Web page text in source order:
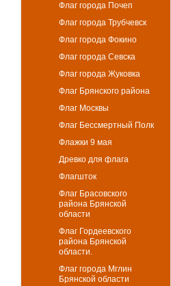
Флаг города Почеп
Флаг города Трубчевск
Флаг города Фокино
Флаг города Севска
Флаг города Жуковка
Флаг Брянского района
Флаг Москвы
Флаг Бессмертный Полк
Флажки 9 мая
Древко для флага
Флагшток
Флаг Брасовского
района Брянской
области
Флаг Гордеевского
района Брянской
области.
Флаг города Мглин
Брянской области